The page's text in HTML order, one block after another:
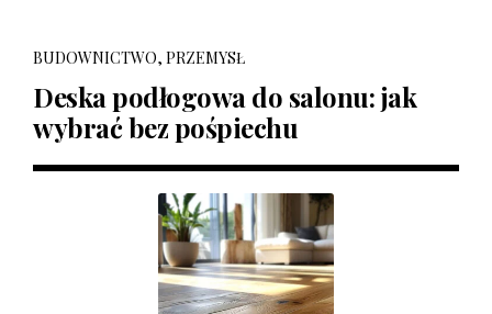
BUDOWNICTWO, PRZEMYSŁ
Deska podłogowa do salonu: jak
wybrać bez pośpiechu